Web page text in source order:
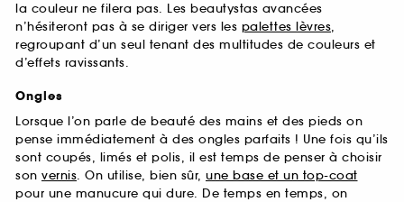
la couleur ne filera pas. Les beautystas avancées
n’hésiteront pas à se diriger vers les palettes lèvres,
regroupant d’un seul tenant des multitudes de couleurs et
d’effets ravissants.
Ongles
Lorsque l’on parle de beauté des mains et des pieds on
pense immédiatement à des ongles parfaits ! Une fois qu’ils
sont coupés, limés et polis, il est temps de penser à choisir
son vernis. On utilise, bien sûr, une base et un top-coat
pour une manucure qui dure. De temps en temps, on